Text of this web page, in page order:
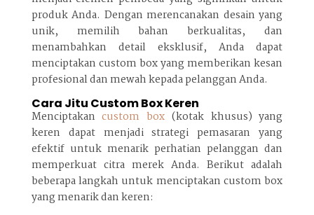
produk Anda. Dengan merencanakan desain yang
unik, memilih bahan berkualitas, dan
menambahkan detail eksklusif, Anda dapat
menciptakan custom box yang memberikan kesan
profesional dan mewah kepada pelanggan Anda.
Cara Jitu Custom Box Keren
Menciptakancustom box (kotak khusus) yang
keren dapat menjadi strategi pemasaran yang
efektif untuk menarik perhatian pelanggan dan
memperkuat citra merek Anda. Berikut adalah
beberapa langkah untuk menciptakan custom box
yang menarik dan keren: